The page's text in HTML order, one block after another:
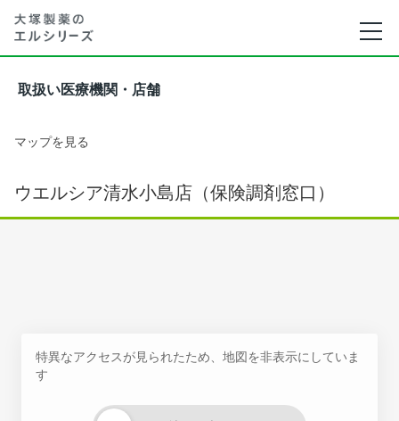
取扱い医療機関・店舗
マップを見る
ウエルシア清水小島店（保険調剤窓口）
特異なアクセスが見られたため、地図を非表示にしていま
す